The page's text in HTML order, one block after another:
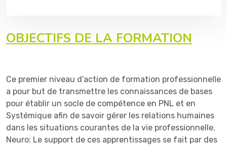
OBJECTIFS DE LA FORMATION
Ce premier niveau d’action de formation professionnelle
a pour but de transmettre les connaissances de bases
pour établir un socle de compétence en PNL et en
Systémique afin de savoir gérer les relations humaines
dans les situations courantes de la vie professionnelle.
Neuro: Le support de ces apprentissages se fait par des